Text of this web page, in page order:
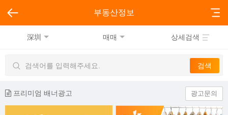
부동산정보
深圳 매매 상세검색
프리미엄 배너광고 광고문의